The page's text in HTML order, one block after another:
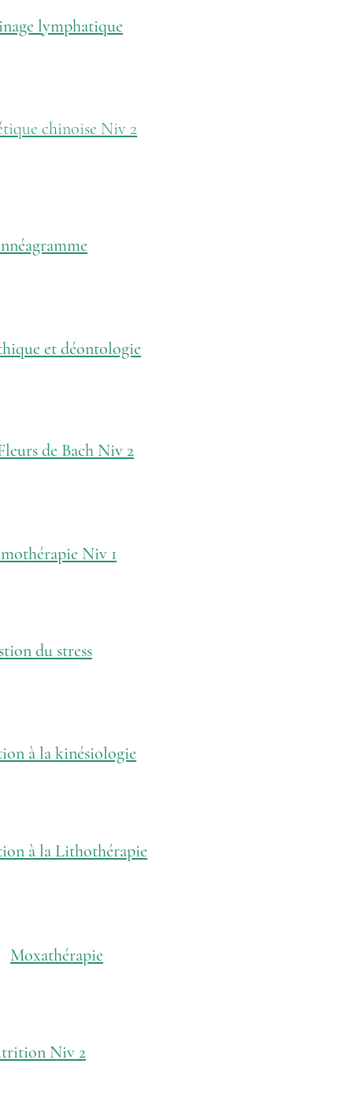
lymphatique
chinoise Niv 2
et déontologie
de Bach Niv 2
Niv 1
du stress
à la kinésiologie
à la Lithothérapie
Niv 2
Moxathérapie